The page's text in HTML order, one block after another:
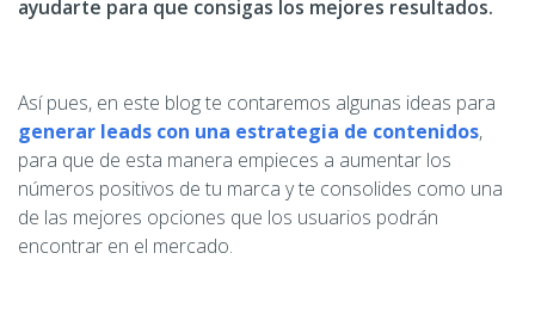
ayudarte para que consigas los mejores resultados.
Así pues, en este blog te contaremos algunas ideas para
generar leads con una estrategia de contenidos,
para que de esta manera empieces a aumentar los
números positivos de tu marca y te consolides como una
de las mejores opciones que los usuarios podrán
encontrar en el mercado.